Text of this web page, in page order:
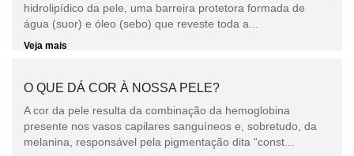
hidrolipídico da pele, uma barreira protetora formada de
água (suor) e óleo (sebo) que reveste toda a...
Veja mais
O QUE DÁ COR À NOSSA PELE?
A cor da pele resulta da combinação da hemoglobina
presente nos vasos capilares sanguíneos e, sobretudo, da
melanina, responsável pela pigmentação dita “const...